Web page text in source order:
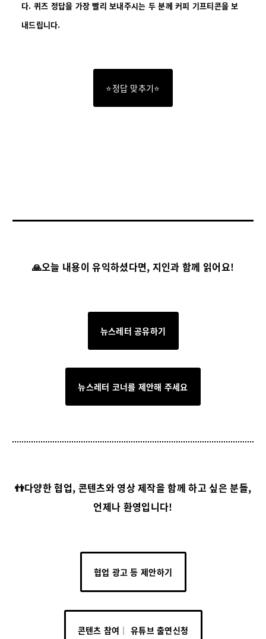
다. 퀴즈 정답을 가장 빨리 보내주시는 두 분께 커피 기프티콘을 보
내드립니다.
⭐정답 맞추기⭐
🙏오늘 내용이 유익하셨다면, 지인과 함께 읽어요!
뉴스레터 공유하기
뉴스레터 코너를 제안해 주세요
👬다양한 협업, 콘텐츠와 영상 제작을 함께 하고 싶은 분들,
언제나 환영입니다!
협업 광고 등 제안하기
콘텐츠 참여│ 유튜브 출연신청